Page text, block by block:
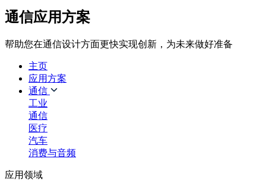
通信应用方案
帮助您在通信设计方面更快实现创新，为未来做好准备
主页
应用方案
通信
工业
通信
医疗
汽车
消费与音频
应用领域